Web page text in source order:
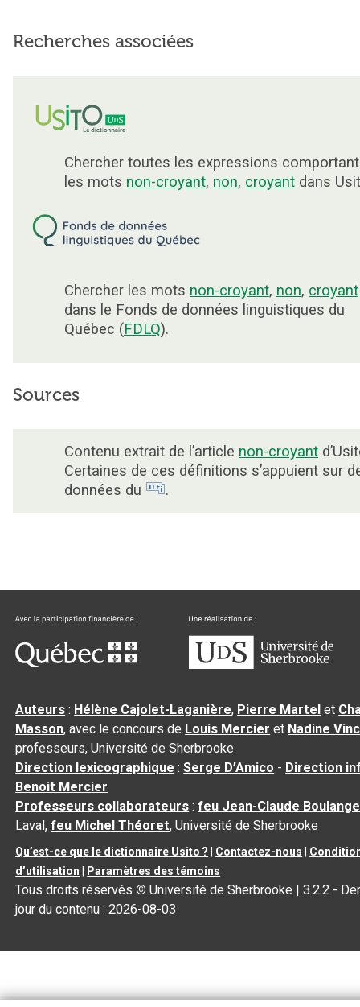
Recherches associées
Chercher toutes les expressions comportant
les mots non-croyant, non, croyant dans
Chercher les mots non-croyant, non, croyant
dans le Fonds de données linguistiques du
Québec (FDLQ).
Sources
Contenu extrait de l’article non-croyant
Certaines de ces définitions s’appuient sur
données du
.
Auteurs : Hélène Cajolet-Laganière, Pierre Martel et
Masson, avec le concours de Louis Mercier et Nadine
professeurs, Université de Sherbrooke
Direction lexicographique :Serge D’Amico - Direction
Benoit Mercier
Professeurs collaborateurs :feu Jean-Claude
Laval,feu Michel Théoret, Université de Sherbrooke
Qu’est-ce que le dictionnaire Usito ? Contactez-nous
d’utilisation
Paramètres des témoins
Tous droits réservés © Université de Sherbrooke |3.2.2 -
jour du contenu :2026-08-03